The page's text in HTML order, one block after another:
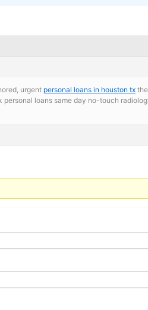
urgent personal loans in houston tx
personal loans same day no-touch